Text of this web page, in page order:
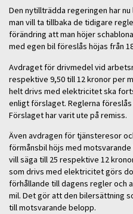
Den nytillträdda regeringen har
man vill ta tillbaka de tidigare
förändring att man höjer
med egen bil föreslås höjas från
Avdraget för drivmedel vid
respektive 9,50 till 12 kronor per
helt drivs med elektricitet ska
enligt förslaget. Reglerna föreslås
Förslaget har varit ute på remiss.
Även avdragen för tjänsteresor
förmånsbil höjs med
vill säga till 25 respektive 12
som drivs med elektricitet görs
förhållande till dagens regler och
mil. Det gör att den bilersättning
till motsvarande belopp.